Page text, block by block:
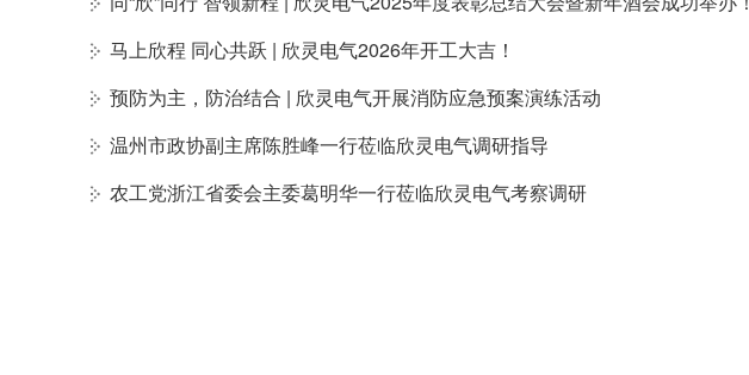
马上欣程 同心共跃 | 欣灵电气2026年开工大吉！
预防为主，防治结合 | 欣灵电气开展消防应急预案演练活动
温州市政协副主席陈胜峰一行莅临欣灵电气调研指导
农工党浙江省委会主委葛明华一行莅临欣灵电气考察调研